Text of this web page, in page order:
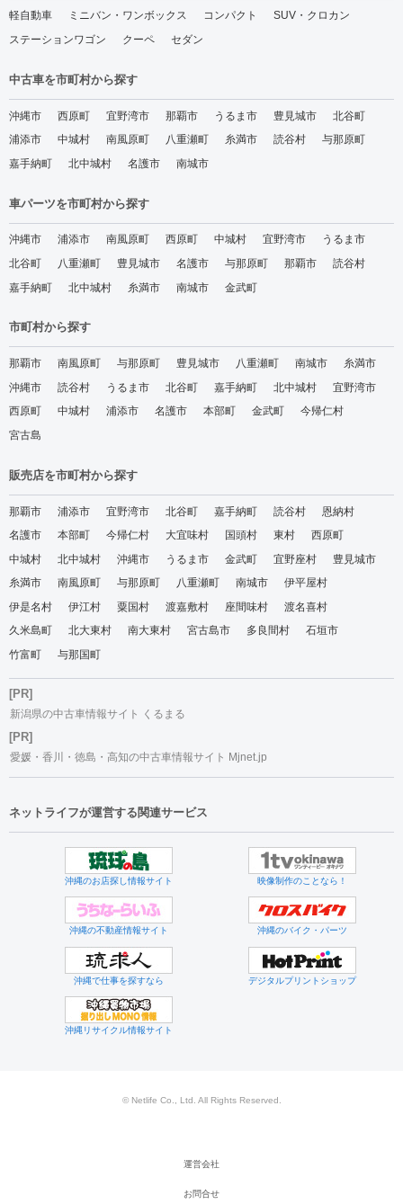
軽自動車 ミニバン・ワンボックス コンパクト
SUV・クロカン
ステーションワゴン
クーペ セダン
中古車を市町村から探す
沖縄市 西原町 宜野湾市 那覇市 うるま市 豊見城市
北谷町
浦添市
中城村 南風原町 八重瀬町 糸満市 読谷村
与那原町
嘉手納町
北中城村 名護市 南城市
車パーツを市町村から探す
沖縄市 浦添市 南風原町 西原町 中城村 宜野湾市
うるま市
北谷町
八重瀬町 豊見城市 名護市 与那原町 那覇市
読谷村
嘉手納町
北中城村 糸満市 南城市 金武町
市町村から探す
那覇市 南風原町 与那原町 豊見城市 八重瀬町 南城市
糸満市
沖縄市
読谷村 うるま市 北谷町 嘉手納町 北中城村
宜野湾市
西原町
中城村 浦添市 名護市 本部町 金武町
今帰仁村
宮古島
販売店を市町村から探す
那覇市 浦添市 宜野湾市 北谷町 嘉手納町 読谷村
恩納村
名護市
本部町 今帰仁村 大宜味村 国頭村 東村
西原町
中城村
北中城村 沖縄市 うるま市 金武町 宜野座村
豊見城市
糸満市
南風原町 与那原町 八重瀬町 南城市
伊平屋村
伊是名村
伊江村 粟国村 渡嘉敷村 座間味村
渡名喜村
久米島町
北大東村 南大東村 宮古島市 多良間村
石垣市
竹富町
与那国町
[PR]
新潟県の中古車情報サイト くるまる
[PR]
愛媛・香川・徳島・高知の中古車情報サイト Mjnet.jp
ネットライフが運営する関連サービス
沖縄のお店探し情報サイト 映像制作のことなら！
沖縄の不動産情報サイト 沖縄のバイク・パーツ
沖縄で仕事を探すなら デジタルプリントショップ
沖縄リサイクル情報サイト
© Netlife Co., Ltd. All Rights Reserved.
運営会社
お問合せ